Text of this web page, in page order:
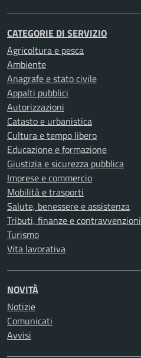
CATEGORIE DI SERVIZIO
Agricoltura e pesca
Ambiente
Anagrafe e stato civile
Appalti pubblici
Autorizzazioni
Catasto e urbanistica
Cultura e tempo libero
Educazione e formazione
Giustizia e sicurezza pubblica
Imprese e commercio
Mobilità e trasporti
Salute, benessere e assistenza
Tributi, finanze e contravvenzioni
Turismo
Vita lavorativa
NOVITÀ
Notizie
Comunicati
Avvisi